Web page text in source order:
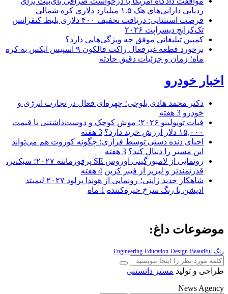
ردیابی دارایی‌های هک ۱.۵ میلیارد دلاری کره شمالی
فرصت استثنایی: دریافت تخفیف ۴۰۰ دلاری بلیط کنفرانس
تک‌کرانچ دیسراپت ۲۰۲۶
کمپین تبلیغاتی موفق چه ویژگی‌هایی دارد؟
برخورد قطعه غیرفعال راکت فالکون ۹ اسپیس ایکس به کره
ماه؛ زمان و جزئیات دقیق حادثه
اخبار خودرو
دکتر محمد هادی بلوچی؛ چهره‌ای فعال در تجارت انرژی و
خودرو 3 هفته
فیات توپولینو ۲۰۲۶؛ موش کوچک و دوست‌داشتنی با قیمت
۱۵,۰۰۰ دلار ارزش خرید دارد؟
3 هفته
احیای دنده دستی توسط فراری؛ چگونه کوروت هم می‌تواند
این مسیر را دنبال کند؟ 3 هفته
رونمایی از لامبورگینی اوروس SE پرفورمانته ۲۰۲۷؛ سبک‌تر،
قدرتمندتر و لبریز از فیبر کربن 4 هفته
شاهکار جدید ژاپنی؛ رونمایی از هوندا پرلود ۲۰۲۷ لیمیتد
ادیشن با رنگ سرخ خیره‌کننده 1 ماه
موضوعات داغ:
رنگ Engineering Education Design Beautiful
طراحی و تولید مستر دانستنی
News Agency